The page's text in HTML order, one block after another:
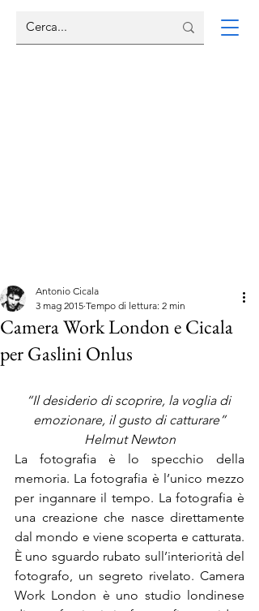
Camera Work London e Cicala
per Gaslini Onlus
Antonio Cicala
3 mag 2015 Tempo di lettura: 2 min
“Il desiderio di scoprire, la voglia di
emozionare, il gusto di catturare”
Helmut Newton
La fotografia è lo specchio della
memoria. La fotografia è l’unico mezzo
per ingannare il tempo. La fotografia è
una creazione che nasce direttamente
dal mondo e viene scoperta e catturata.
È uno sguardo rubato sull’interiorità del
fotografo, un segreto rivelato. Camera
Work London è uno studio londinese